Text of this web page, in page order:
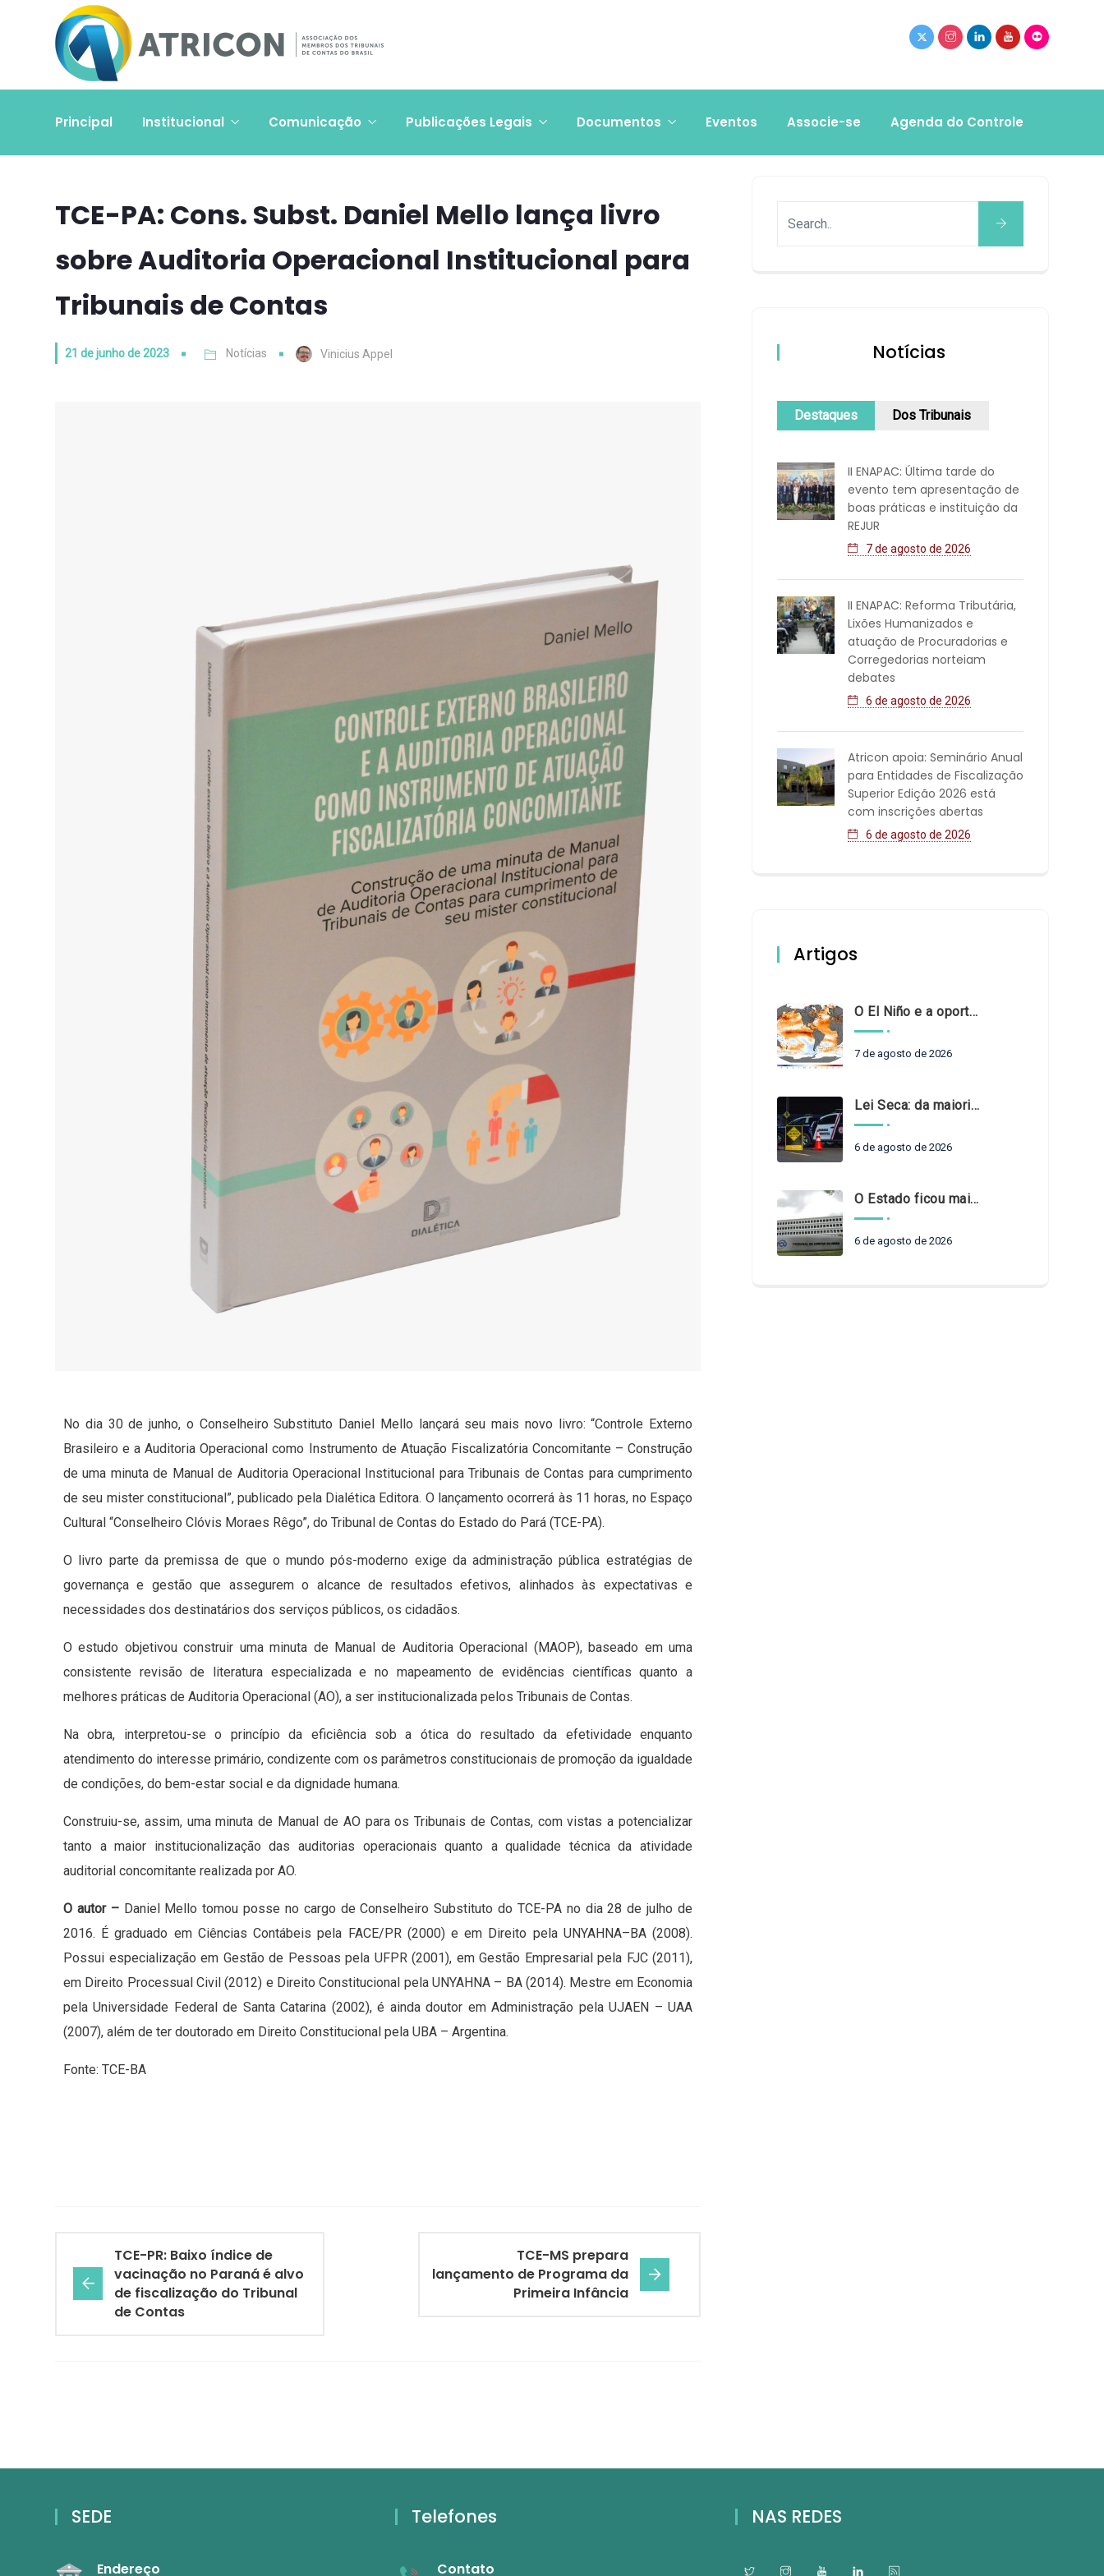
Principal Institucional Comunicação Publicações Legais Documentos Eventos Associe-se Agenda do Controle
TCE-PA: Cons. Subst. Daniel Mello lança livro
sobre Auditoria Operacional Institucional para
Tribunais de Contas
21 de junho de 2023 Notícias Vinicius Appel
No dia 30 de junho, o Conselheiro Substituto Daniel Mello lançará seu mais novo livro: “Controle Externo
Brasileiro e a Auditoria Operacional como Instrumento de Atuação Fiscalizatória Concomitante – Construção
de uma minuta de Manual de Auditoria Operacional Institucional para Tribunais de Contas para cumprimento
de seu mister constitucional”, publicado pela Dialética Editora. O lançamento ocorrerá às 11 horas, no Espaço
Cultural “Conselheiro Clóvis Moraes Rêgo”, do Tribunal de Contas do Estado do Pará (TCE-PA).
O livro parte da premissa de que o mundo pós-moderno exige da administração pública estratégias de
governança e gestão que assegurem o alcance de resultados efetivos, alinhados às expectativas e
necessidades dos destinatários dos serviços públicos, os cidadãos.
O estudo objetivou construir uma minuta de Manual de Auditoria Operacional (MAOP), baseado em uma
consistente revisão de literatura especializada e no mapeamento de evidências científicas quanto a
melhores práticas de Auditoria Operacional (AO), a ser institucionalizada pelos Tribunais de Contas.
Na obra, interpretou-se o princípio da eficiência sob a ótica do resultado da efetividade enquanto
atendimento do interesse primário, condizente com os parâmetros constitucionais de promoção da igualdade
de condições, do bem-estar social e da dignidade humana.
Construiu-se, assim, uma minuta de Manual de AO para os Tribunais de Contas, com vistas a potencializar
tanto a maior institucionalização das auditorias operacionais quanto a qualidade técnica da atividade
auditorial concomitante realizada por AO.
O autor –Daniel Mello tomou posse no cargo de Conselheiro Substituto do TCE-PA no dia 28 de julho de
2016. É graduado em Ciências Contábeis pela FACE/PR (2000) e em Direito pela UNYAHNA–BA (2008).
Possui especialização em Gestão de Pessoas pela UFPR (2001), em Gestão Empresarial pela FJC (2011),
em Direito Processual Civil (2012) e Direito Constitucional pela UNYAHNA – BA (2014). Mestre em Economia
pela Universidade Federal de Santa Catarina (2002), é ainda doutor em Administração pela UJAEN – UAA
(2007), além de ter doutorado em Direito Constitucional pela UBA – Argentina.
Fonte: TCE-BA
TCE-PR: Baixo índice de
vacinação no Paraná é alvo
de fiscalização do Tribunal
de Contas
TCE-MS prepara
lançamento de Programa da
Primeira Infância
Notícias
Destaques Dos Tribunais
II ENAPAC: Última tarde do
evento tem apresentação de
boas práticas e instituição da
REJUR
7 de agosto de 2026
II ENAPAC: Reforma Tributária,
Lixões Humanizados e
atuação de Procuradorias e
Corregedorias norteiam
debates
6 de agosto de 2026
Atricon apoia: Seminário Anual
para Entidades de Fiscalização
Superior Edição 2026 está
com inscrições abertas
6 de agosto de 2026
Artigos
O El Niño e a oportunidade de fortalecer o controle externo das políticas climáticas
7 de agosto de 2026
Lei Seca: da maioridade à maturidade
6 de agosto de 2026
O Estado ficou mais complexo. O controle precisa acompanhar
6 de agosto de 2026
SEDE
Endereço
Telefones
Contato
NAS REDES